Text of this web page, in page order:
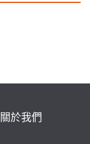
關於我們